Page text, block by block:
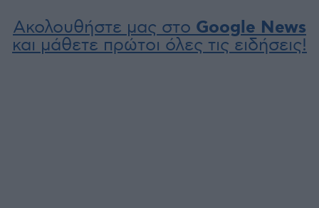
Ακολουθήστε μας στο Google News
και μάθετε πρώτοι όλες τις ειδήσεις!